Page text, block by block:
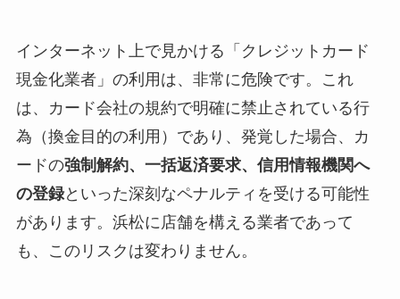
インターネット上で見かける「クレジットカード
現金化業者」の利用は、非常に危険です。これ
は、カード会社の規約で明確に禁止されている行
為（換金目的の利用）であり、発覚した場合、カ
ードの強制解約、一括返済要求、信用情報機関へ
の登録といった深刻なペナルティを受ける可能性
があります。浜松に店舗を構える業者であって
も、このリスクは変わりません。